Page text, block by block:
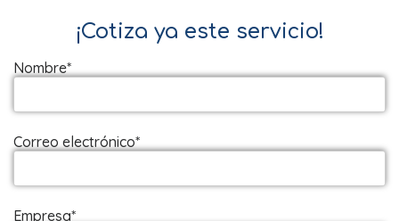
¡Cotiza ya este servicio!
Nombre*
Correo electrónico*
Empresa*